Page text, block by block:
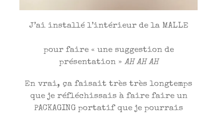
J’ai installé l’intérieur de la MALLE
pour faire « une suggestion de
présentation » AH AH AH
En vrai, ça faisait très très longtemps
que je réfléchissais à faire faire un
PACKAGING portatif que je pourrais